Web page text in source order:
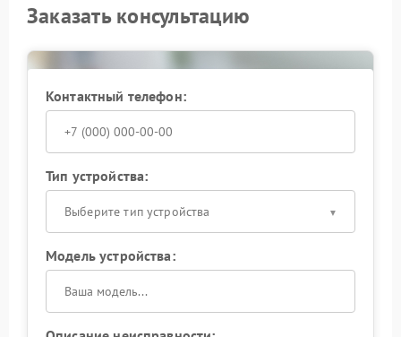
Заказать консультацию
Контактный телефон:
Тип устройства:
Выберите тип устройства
Модель устройства: